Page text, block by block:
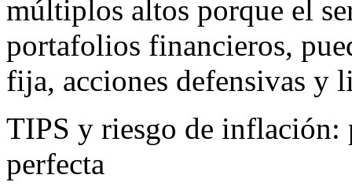
múltiplos altos porque el
portafolios financieros,
fija, acciones defensivas y
TIPS y riesgo de
perfecta